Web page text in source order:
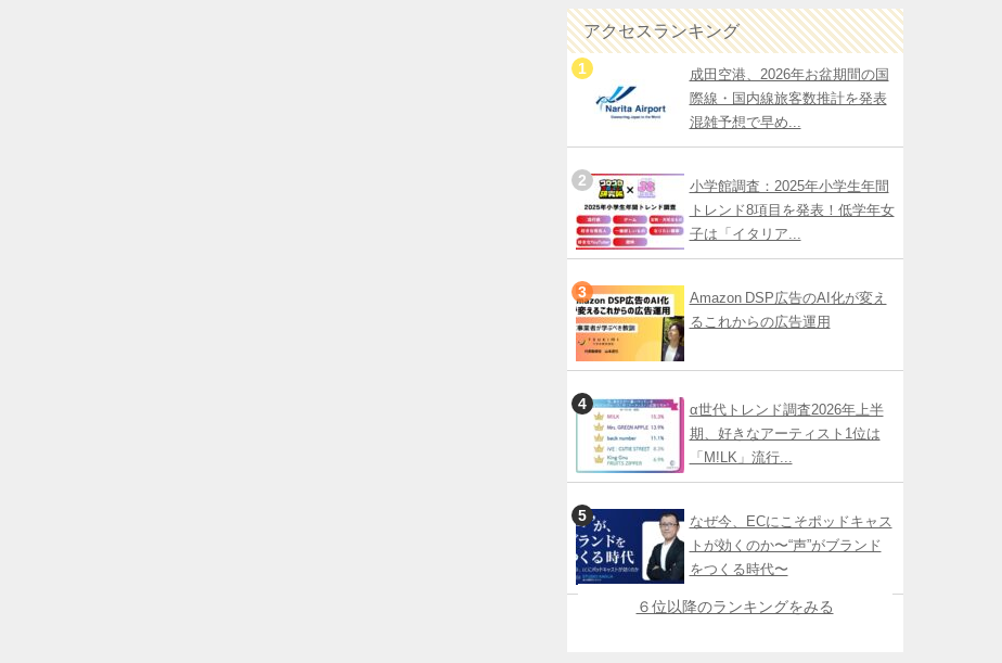
アクセスランキング
成田空港、2026年お盆期間の国
際線・国内線旅客数推計を発表
混雑予想で早め...
小学館調査：2025年小学生年間
トレンド8項目を発表！低学年女
子は「イタリア...
Amazon DSP広告のAI化が変え
るこれからの広告運用
α世代トレンド調査2026年上半
期、好きなアーティスト1位は
「M!LK」流行...
なぜ今、ECにこそポッドキャス
トが効くのか〜“声”がブランド
をつくる時代〜
６位以降のランキングをみる